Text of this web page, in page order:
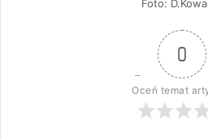
Foto:
0
Oceń temat